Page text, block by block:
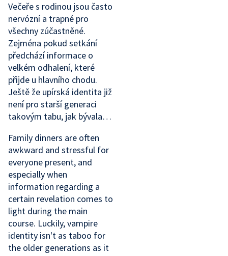
Večeře s rodinou jsou často
nervózní a trapné pro
všechny zúčastněné.
Zejména pokud setkání
předchází informace o
velkém odhalení, které
přijde u hlavního chodu.
Ještě že upírská identita již
není pro starší generaci
takovým tabu, jak bývala…
Family dinners are often
awkward and stressful for
everyone present, and
especially when
information regarding a
certain revelation comes to
light during the main
course. Luckily, vampire
identity isn't as taboo for
the older generations as it